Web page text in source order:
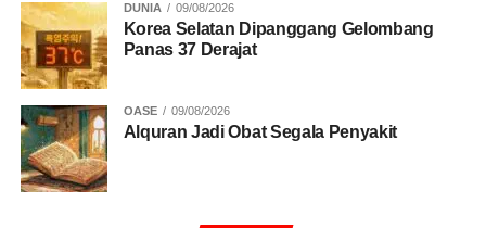
DUNIA 09/08/2026
Korea Selatan Dipanggang Gelombang
Panas 37 Derajat
OASE 09/08/2026
Alquran Jadi Obat Segala Penyakit